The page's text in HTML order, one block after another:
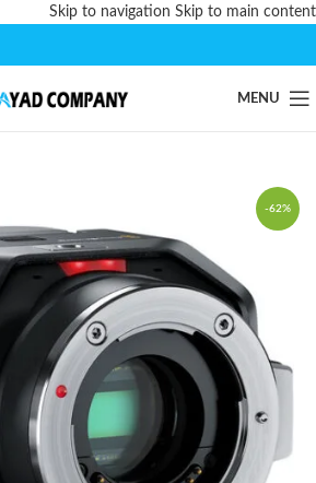
Skip to navigation Skip to main content
MENU
-62%